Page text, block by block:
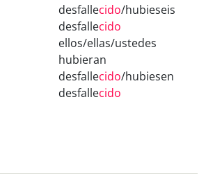
desfallecido/hubieseis
desfallecido
ellos/ellas/ustedes
hubieran
desfallecido/hubiesen
desfallecido